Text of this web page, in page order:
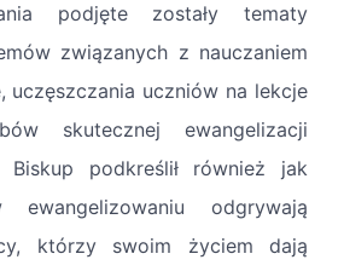
podjęte zostały tematy
związanych z nauczaniem
uczęszczania uczniów na lekcje
skutecznej ewangelizacji
Biskup podkreślił również jak
odgrywają
którzy swoim życiem dają